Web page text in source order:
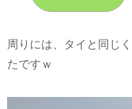
周りには、タイと同じ
たですｗ